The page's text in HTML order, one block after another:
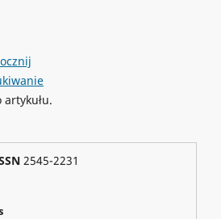
2545-2231